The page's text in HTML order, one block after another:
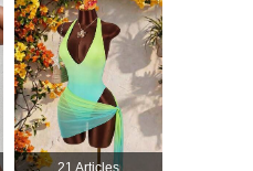
21 Articles